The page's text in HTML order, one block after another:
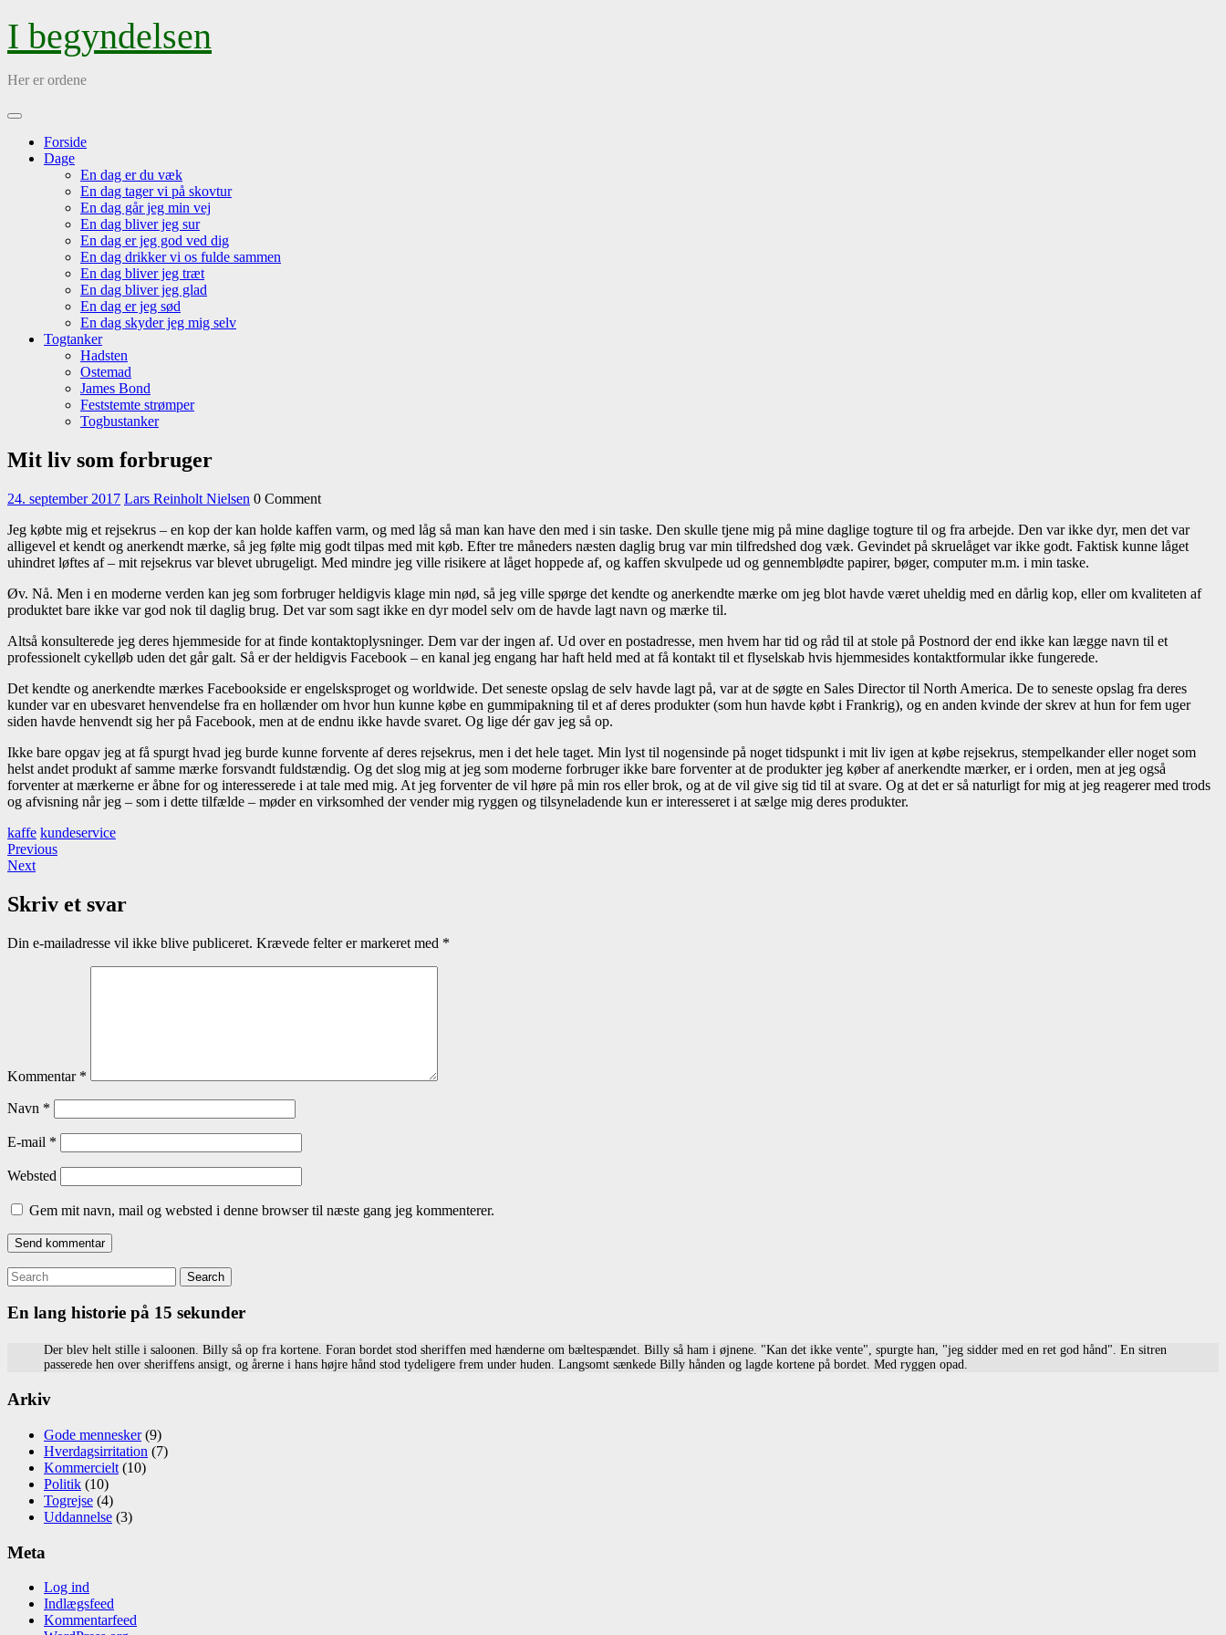
Skip
content
I begyndelsen
Her er ordene
Open
Forside
Dage
En dag er du væk
En dag tager vi på skovtur
En dag går jeg min vej
En dag bliver jeg sur
En dag er jeg god ved dig
En dag drikker vi os fulde sammen
En dag bliver jeg træt
En dag bliver jeg glad
En dag er jeg sød
En dag skyder jeg mig selv
Togtanker
Hadsten
Ostemad
James Bond
Feststemte strømper
Togbustanker
Close
Menu
Mit liv som forbruger
24. september 201724.
2017
Lars Reinholt Nielsen Lars
Nielsen
0 Comment
Jeg købte mig et rejsekrus – en kop der kan holde kaffen varm, og med låg så man kan have den med i sin taske. Den skulle tjene mig på mine daglige togture til og fra arbejde. Den var ikke dyr, men det var
alligevel et kendt og anerkendt mærke, så jeg følte mig godt tilpas med mit køb. Efter tre måneders næsten daglig brug var min tilfredshed dog væk. Gevindet på skruelåget var ikke godt. Faktisk kunne låget
uhindret løftes af – mit rejsekrus var blevet ubrugeligt. Med mindre jeg ville risikere at låget hoppede af, og kaffen skvulpede ud og gennemblødte papirer, bøger, computer m.m. i min taske.
Øv. Nå. Men i en moderne verden kan jeg som forbruger heldigvis klage min nød, så jeg ville spørge det kendte og anerkendte mærke om jeg blot havde været uheldig med en dårlig kop, eller om kvaliteten af
produktet bare ikke var god nok til daglig brug. Det var som sagt ikke en dyr model selv om de havde lagt navn og mærke til.
Altså konsulterede jeg deres hjemmeside for at finde kontaktoplysninger. Dem var der ingen af. Ud over en postadresse, men hvem har tid og råd til at stole på Postnord der end ikke kan lægge navn til et
professionelt cykelløb uden det går galt. Så er der heldigvis Facebook – en kanal jeg engang har haft held med at få kontakt til et flyselskab hvis hjemmesides kontaktformular ikke fungerede.
Det kendte og anerkendte mærkes Facebookside er engelsksproget og worldwide. Det seneste opslag de selv havde lagt på, var at de søgte en Sales Director til North America. De to seneste opslag fra deres
kunder var en ubesvaret henvendelse fra en hollænder om hvor hun kunne købe en gummipakning til et af deres produkter (som hun havde købt i Frankrig), og en anden kvinde der skrev at hun for fem uger
siden havde henvendt sig her på Facebook, men at de endnu ikke havde svaret. Og lige dér gav jeg så op.
Ikke bare opgav jeg at få spurgt hvad jeg burde kunne forvente af deres rejsekrus, men i det hele taget. Min lyst til nogensinde på noget tidspunkt i mit liv igen at købe rejsekrus, stempelkander eller noget som
helst andet produkt af samme mærke forsvandt fuldstændig. Og det slog mig at jeg som moderne forbruger ikke bare forventer at de produkter jeg køber af anerkendte mærker, er i orden, men at jeg også
forventer at mærkerne er åbne for og interesserede i at tale med mig. At jeg forventer de vil høre på min ros eller brok, og at de vil give sig tid til at svare. Og at det er så naturligt for mig at jeg reagerer med trods
og afvisning når jeg – som i dette tilfælde – møder en virksomhed der vender mig ryggen og tilsyneladende kun er interesseret i at sælge mig deres produkter.
kaffe kundeservice
Indlægsnavigation
PreviousPrevious
NextNext
Skriv et svar
Din e-mailadresse vil ikke blive publiceret. Krævede felter er markeret med *
Kommentar *
Navn *
E-mail *
Websted
Gem mit navn, mail og websted i denne browser til næste gang jeg kommenterer.
Search
for:
En lang historie på 15 sekunder
Der blev helt stille i saloonen. Billy så op fra kortene. Foran bordet stod sheriffen med hænderne om bæltespændet. Billy så ham i øjnene. "Kan det ikke vente", spurgte han, "jeg sidder med en ret god hånd". En sitren
passerede hen over sheriffens ansigt, og årerne i hans højre hånd stod tydeligere frem under huden. Langsomt sænkede Billy hånden og lagde kortene på bordet. Med ryggen opad.
Arkiv
Gode mennesker(9)
Hverdagsirritation (7)
Kommercielt (10)
Politik (10)
Togrejse (4)
Uddannelse (3)
Meta
Log ind
Indlægsfeed
Kommentarfeed